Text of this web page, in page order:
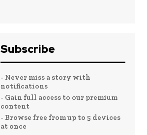
Subscribe
- Never miss a story with
notifications
- Gain full access to our premium
content
- Browse free from up to 5 devices
at once